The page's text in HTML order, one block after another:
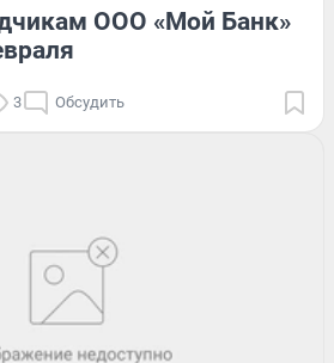
ООО «Мой Банк»
3 Обсудить